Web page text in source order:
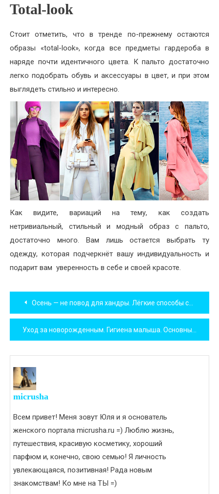
Total-look
Стоит отметить, что в тренде по-прежнему остаются
образы «total-look», когда все предметы гардероба в
наряде почти идентичного цвета. К пальто достаточно
легко подобрать обувь и аксессуары в цвет, и при этом
выглядеть стильно и интересно.
Как видите, вариаций на тему, как создать
нетривиальный, стильный и модный образ с пальто,
достаточно много. Вам лишь остается выбрать ту
одежду, которая подчеркнёт вашу индивидуальность и
подарит вам уверенность в себе и своей красоте.
Навигация
по
записям
Осень — не повод для хандры. Лёгкие способы создать хорошее настроение.
micrusha
Всем привет! Меня зовут Юля и я основатель
женского портала micrusha.ru =) Люблю жизнь,
путешествия, красивую косметику, хороший
парфюм и, конечно, свою семью! Я личность
увлекающаяся, позитивная! Рада новым
знакомствам! Ко мне на ТЫ =)